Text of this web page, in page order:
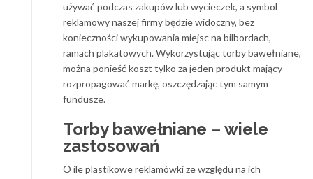
używać podczas zakupów lub wycieczek, a symbol
reklamowy naszej firmy będzie widoczny, bez
konieczności wykupowania miejsc na bilbordach,
ramach plakatowych. Wykorzystując torby bawełniane,
można ponieść koszt tylko za jeden produkt mający
rozpropagować markę, oszczędzając tym samym
fundusze.
Torby bawełniane – wiele
zastosowań
O ile plastikowe reklamówki ze względu na ich